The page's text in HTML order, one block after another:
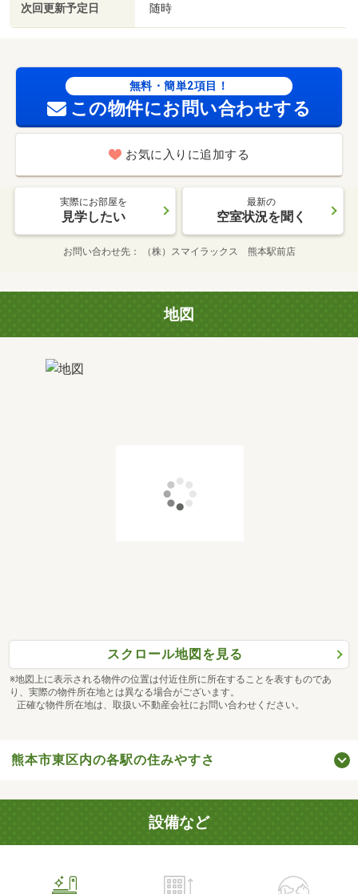
次回更新予定日 随時
無料・簡単2項目！
この物件にお問い合わせする
お気に入りに追加する
実際にお部屋を
見学したい
最新の
空室状況を聞く
お問い合わせ先 （株）スマイラックス 熊本駅前店
地図
スクロール地図を見る
※地図上に表示される物件の位置は付近住所に所在することを表すものであ
り、実際の物件所在地とは異なる場合がございます。
正確な物件所在地は、取扱い不動産会社にお問い合わせください。
熊本市東区内の各駅の住みやすさ
設備など